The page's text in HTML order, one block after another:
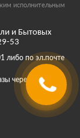
исполнительным
и Бытовых
53
либо по эл.почте
через корзину